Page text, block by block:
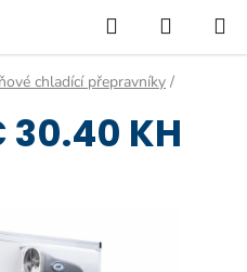
Hledat
KOŠÍK
chladící přepravníky /
30.40 KH